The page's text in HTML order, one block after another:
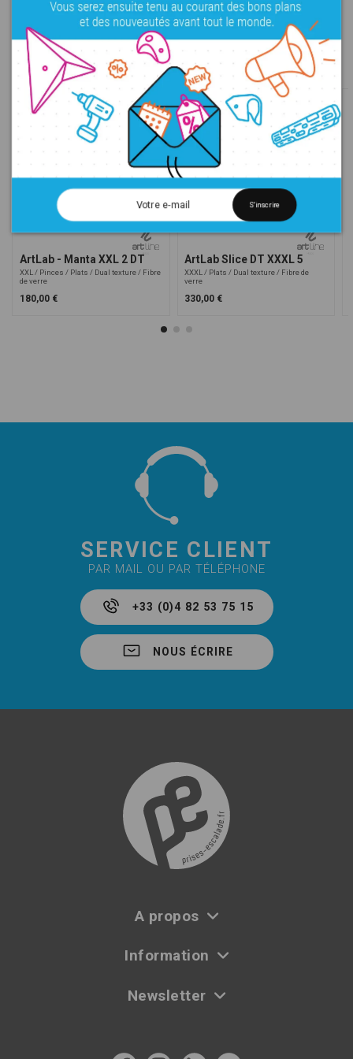
Dans la même gamme
ArtLab - Manta XXL 2 DT
XXL Pinces Plats Dual texture
Fibre
de verre
180,00 €
ArtLab Slice DT XXXL 5
XXXL Plats Dual texture
Fibre de
verre
330,00 €
SERVICE CLIENT
PAR MAIL OU PAR TÉLÉPHONE
+33 (0)4 82 53 75 15
NOUS ÉCRIRE
A propos
Information
Newsletter
S'inscrire